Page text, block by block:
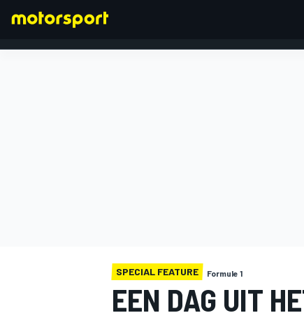
SPECIAL FEATURE Formule 1
EEN DAG UIT